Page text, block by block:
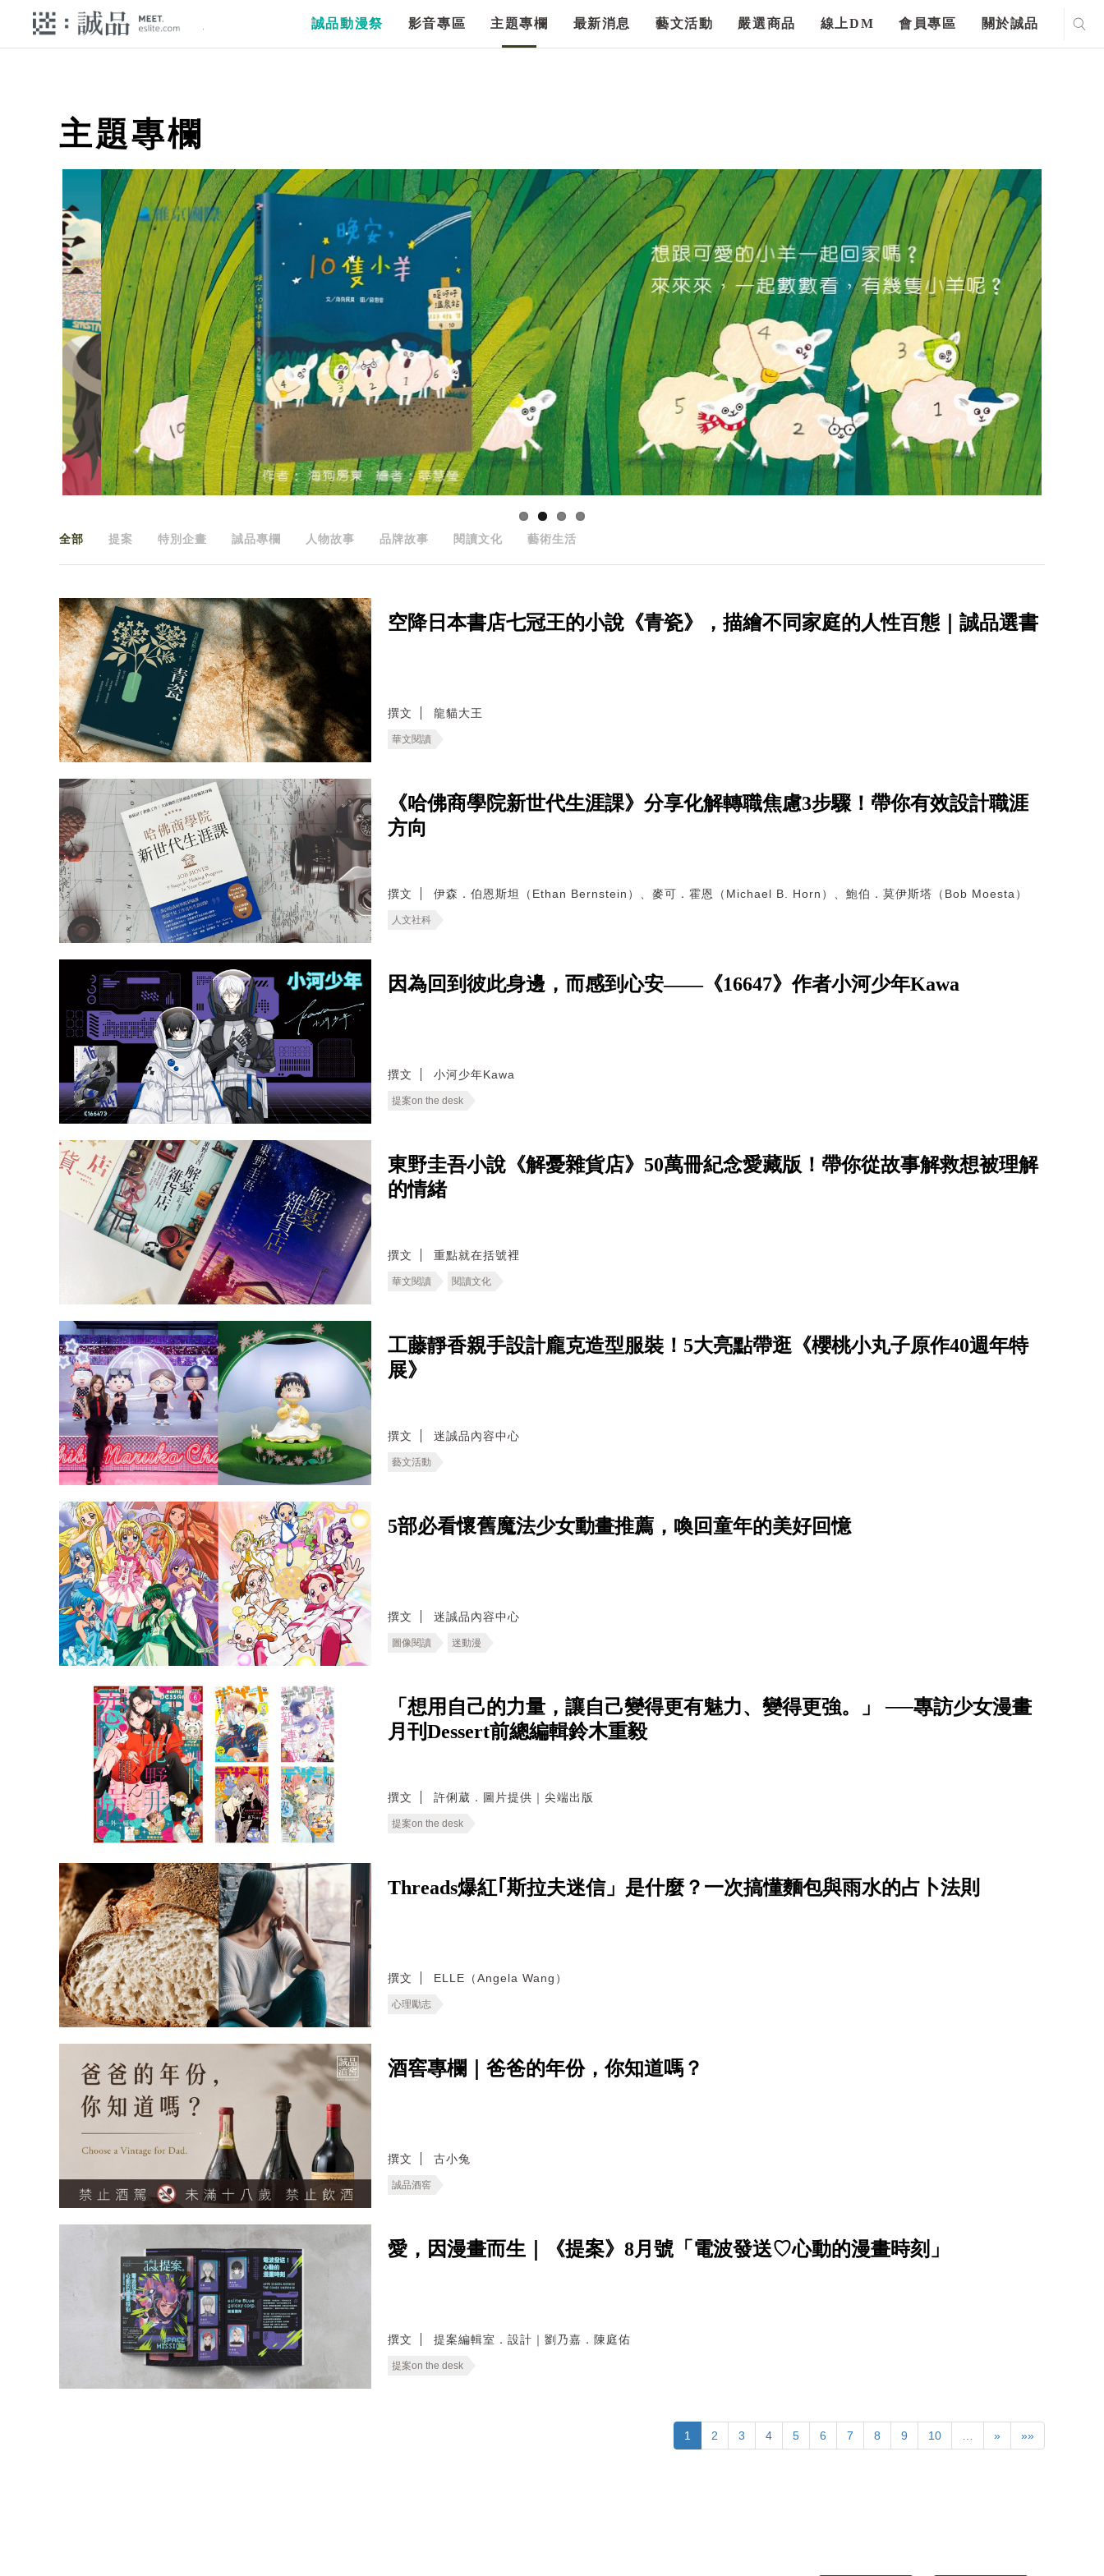
誠品動漫祭 影音專區 主題專欄 最新消息 藝文活動 嚴選商品 線上DM 會員專區 關於誠品
主題專欄
全部 提案 特別企畫 誠品專欄 人物故事 品牌故事 閱讀文化 藝術生活
空降日本書店七冠王的小說《青瓷》，描繪不同家庭的人性百態｜誠品選書
撰文 龍貓大王
華文閱讀
《哈佛商學院新世代生涯課》分享化解轉職焦慮3步驟！帶你有效設計職涯
方向
撰文 伊森．伯恩斯坦（Ethan Bernstein）、麥可．霍恩（Michael B. Horn）、鮑伯．莫伊斯塔（Bob Moesta）
人文社科
因為回到彼此身邊，而感到心安——《16647》作者小河少年Kawa
撰文 小河少年Kawa
提案on the desk
東野圭吾小說《解憂雜貨店》50萬冊紀念愛藏版！帶你從故事解救想被理解
的情緒
撰文 重點就在括號裡
華文閱讀 閱讀文化
工藤靜香親手設計龐克造型服裝！5大亮點帶逛《櫻桃小丸子原作40週年特
展》
撰文 迷誠品內容中心
藝文活動
5部必看懷舊魔法少女動畫推薦，喚回童年的美好回憶
撰文 迷誠品內容中心
圖像閱讀 迷動漫
「想用自己的力量，讓自己變得更有魅力、變得更強。」 ──專訪少女漫畫
月刊Dessert前總編輯鈴木重毅
撰文 許俐葳．圖片提供｜尖端出版
提案on the desk
Threads爆紅｢斯拉夫迷信」是什麼？一次搞懂麵包與雨水的占卜法則
撰文 ELLE（Angela Wang）
心理勵志
酒窖專欄｜爸爸的年份，你知道嗎？
撰文 古小兔
誠品酒窖
愛，因漫畫而生｜《提案》8月號「電波發送♡心動的漫畫時刻」
撰文 提案編輯室．設計｜劉乃嘉．陳庭佑
提案on the desk
1 2 3 4 5 6 7 8 9 10 … » »»